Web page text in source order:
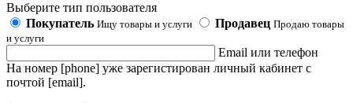
Выберите тип пользователя
Покупатель Ищу товары и услуги Продавец Продаю товары
и услуги
Email или телефон
На номер [phone] уже зарегистирован личный кабинет с
почтой [email].